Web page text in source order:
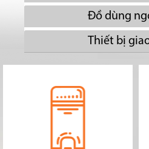
Đồ dùng
Thiết bị